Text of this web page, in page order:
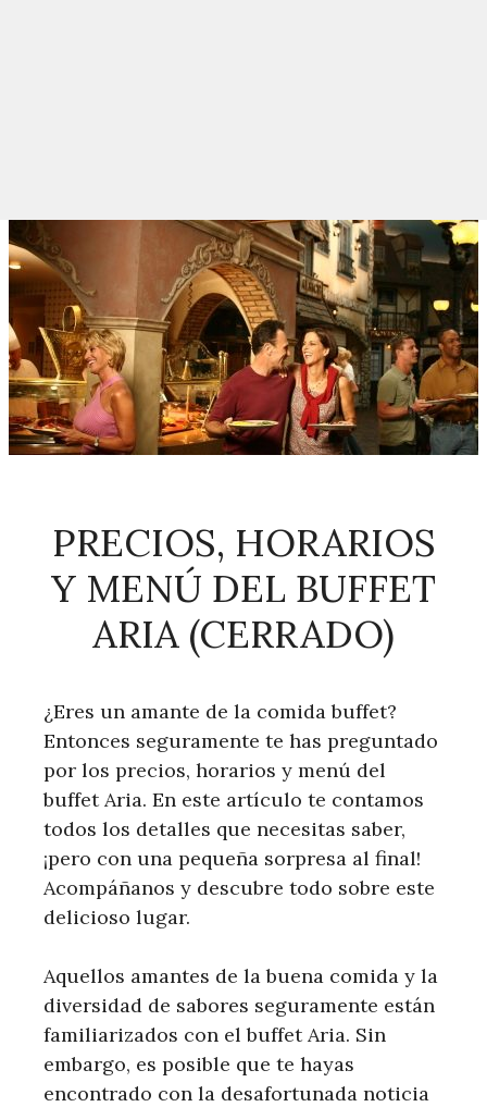
PRECIOS, HORARIOS
Y MENÚ DEL BUFFET
ARIA (CERRADO)
¿Eres un amante de la comida buffet?
Entonces seguramente te has preguntado
por los precios, horarios y menú del
buffet Aria. En este artículo te contamos
todos los detalles que necesitas saber,
¡pero con una pequeña sorpresa al final!
Acompáñanos y descubre todo sobre este
delicioso lugar.
Aquellos amantes de la buena comida y la
diversidad de sabores seguramente están
familiarizados con el buffet Aria. Sin
embargo, es posible que te hayas
encontrado con la desafortunada noticia